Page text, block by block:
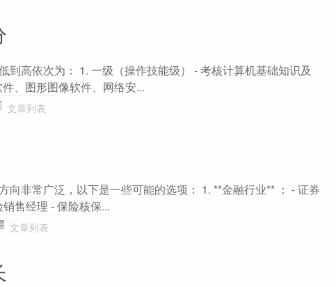
到高依次为： 1. 一级（操作技能级） - 考核计算机基础知识及
、图形图像软件、网络安...
文章列表
向非常广泛，以下是一些可能的选项： 1. **金融行业** ： - 证券
售经理 - 保险核保...
文章列表